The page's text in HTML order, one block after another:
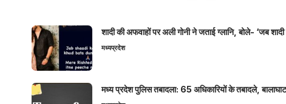
शादी की अफवाहों पर अली गोनी ने जताई ग्लानि, बोले- ‘जब
मध्यप्रदेश
मध्य प्रदेश पुलिस तबादला: 65 अधिकारियों के तबादले,